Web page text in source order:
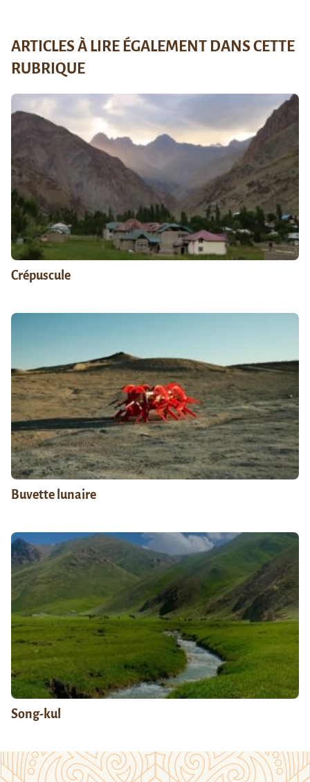
ARTICLES À LIRE ÉGALEMENT DANS CETTE
RUBRIQUE
Crépuscule
Buvette lunaire
Song-kul